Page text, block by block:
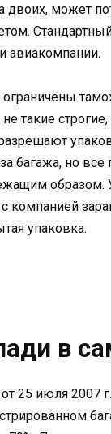
двоих, может
авиакомпании.
ограничены
такие
багажа, но все
образом.
компанией
упаковка.
в
25 июля 2007